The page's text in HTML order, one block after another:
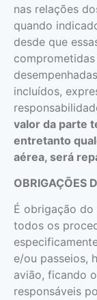
nas relações
quando
desde que
incluídos,
valor da parte
entretanto
aérea, será
OBRIGAÇÕES
É obrigação
todos os
e/ou passeios,
avião, ficando
responsáveis